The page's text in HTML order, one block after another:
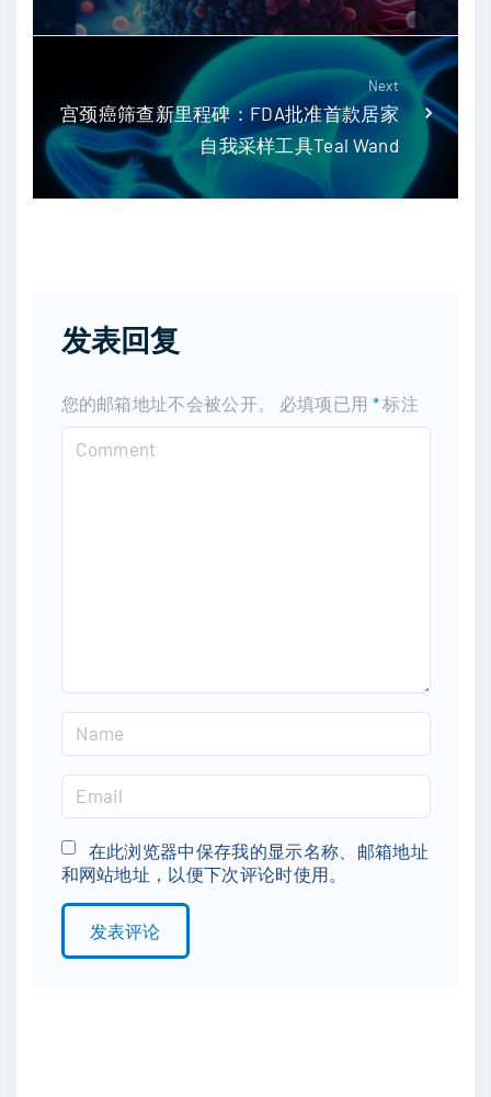
Next
宫颈癌筛查新里程碑：FDA批准首款居家
自我采样工具Teal Wand
发表回复
您的邮箱地址不会被公开。 必填项已用 *标注
a
e
*
m
a
i
l
在此浏览器中保存我的显示名称、邮箱地址
和网站地址，以便下次评论时使用。